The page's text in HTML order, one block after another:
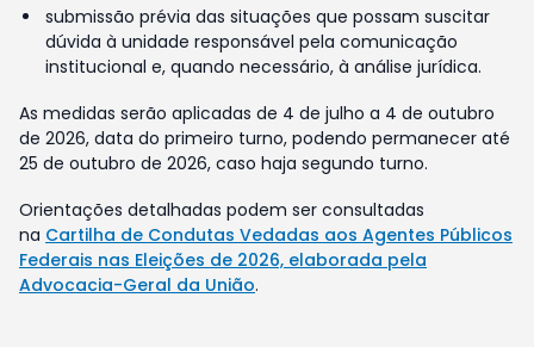
submissão prévia das situações que possam suscitar
dúvida à unidade responsável pela comunicação
institucional e, quando necessário, à análise jurídica.
As medidas serão aplicadas de 4 de julho a 4 de outubro
de 2026, data do primeiro turno, podendo permanecer até
25 de outubro de 2026, caso haja segundo turno.
Orientações detalhadas podem ser consultadas
na Cartilha de Condutas Vedadas aos Agentes Públicos
Federais nas Eleições de 2026, elaborada pela
Advocacia-Geral da União.